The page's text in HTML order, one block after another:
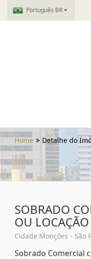
Português BR
Home Detalhe do
SOBRADO
OU
Cidade Monções - São
Sobrado Comercial